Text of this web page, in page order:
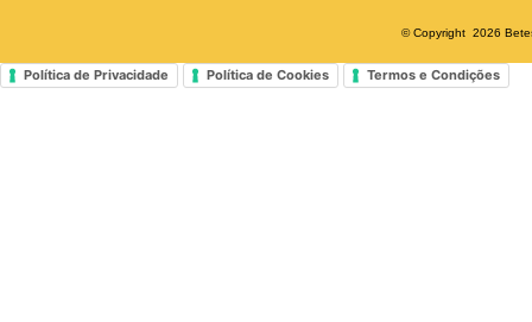
© Copyright 2026
Política de Privacidade Política de Cookies Termos e Condições